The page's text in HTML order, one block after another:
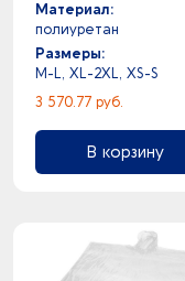
Материал:
полиуретан
Размеры:
M-L, XL-2XL, XS-S
3 570.77 руб.
В корзину